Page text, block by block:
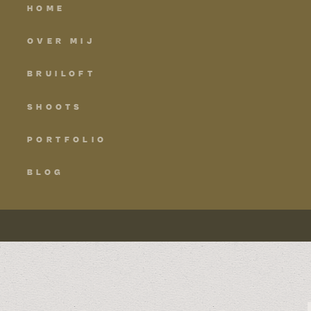
BLOG
PORTFOLIO
SHOOTS
BRUILOFT
OVER MIJ
HOME